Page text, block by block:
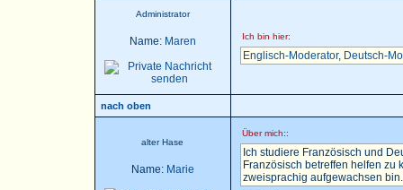
Administrator
Name: Maren Ich bin hier:
Englisch-Moderator, Deutsch-
nach oben
alter Hase
Name: Marie
Über mich::
Ich studiere Französisch und
Französisch betreffen helfen zu
zweisprachig aufgewachsen